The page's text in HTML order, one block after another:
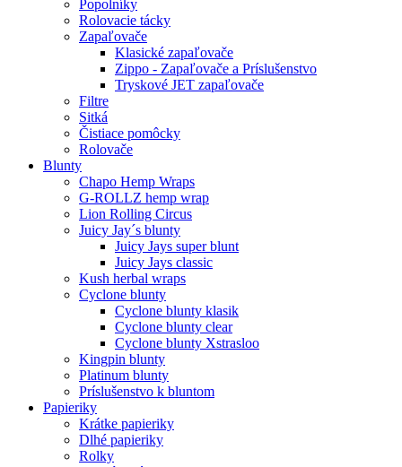
Popolníky
Rolovacie tácky
Zapaľovače
Klasické zapaľovače
Zippo - Zapaľovače a Príslušenstvo
Tryskové JET zapaľovače
Filtre
Sitká
Čistiace pomôcky
Rolovače
Blunty
Chapo Hemp Wraps
G-ROLLZ hemp wrap
Lion Rolling Circus
Juicy Jay´s blunty
Juicy Jays super blunt
Juicy Jays classic
Kush herbal wraps
Cyclone blunty
Cyclone blunty klasik
Cyclone blunty clear
Cyclone blunty Xstrasloo
Kingpin blunty
Platinum blunty
Príslušenstvo k bluntom
Papieriky
Krátke papieriky
Dlhé papieriky
Rolky